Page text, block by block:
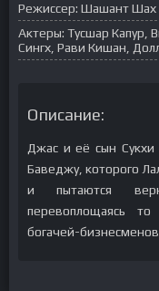
Режиссер: Шашант Шах
Актеры: Тусшар Капур,
Сингх, Рави Кишан,
Описание:
Джас и её сын Сукхи
Баведжу, которого
и пытаются
перевоплощаясь
богачей-